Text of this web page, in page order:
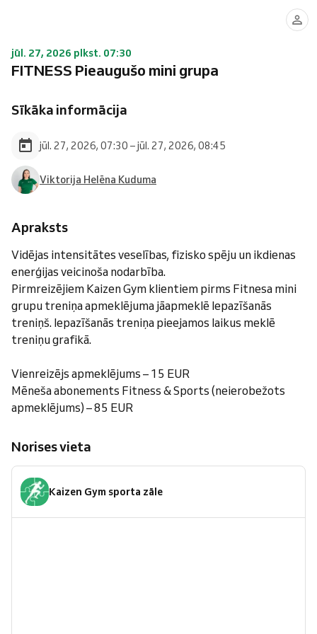
jūl. 27, 2026 plkst. 07:30
FITNESS Pieaugušo mini grupa
Sīkāka informācija
jūl. 27, 2026, 07:30 – jūl. 27, 2026, 08:45
Viktorija Helēna Kuduma
Apraksts
Vidējas intensitātes veselības, fizisko spēju un ikdienas
enerģijas veicinoša nodarbība.
Pirmreizējiem Kaizen Gym klientiem pirms Fitnesa mini
grupu treniņa apmeklējuma jāapmeklē Iepazīšanās
treniņš. Iepazīšanās treniņa pieejamos laikus meklē
treniņu grafikā.
Vienreizējs apmeklējums – 15 EUR
Mēneša abonements Fitness & Sports (neierobežots
apmeklējums) – 85 EUR
Norises vieta
Kaizen Gym sporta zāle